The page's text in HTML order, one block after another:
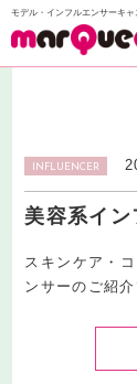
モデル・インフルエンサーキャ
INFLUENCER
美容系イン
スキンケア・
ンサーのご紹